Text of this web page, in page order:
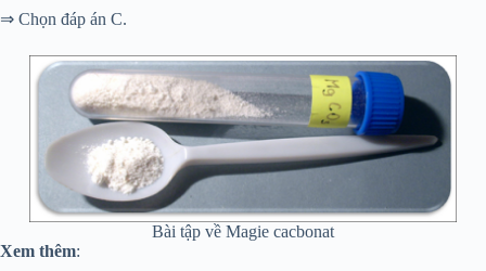
⇒ Chọn đáp án C.
Bài tập về Magie cacbonat
Xem thêm: